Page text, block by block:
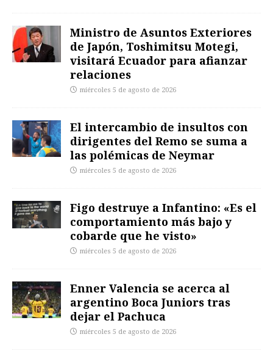
Ministro de Asuntos Exteriores
de Japón, Toshimitsu Motegi,
visitará Ecuador para afianzar
relaciones
miércoles 5 de agosto de 2026
El intercambio de insultos con
dirigentes del Remo se suma a
las polémicas de Neymar
miércoles 5 de agosto de 2026
Figo destruye a Infantino: «Es el
comportamiento más bajo y
cobarde que he visto»
miércoles 5 de agosto de 2026
Enner Valencia se acerca al
argentino Boca Juniors tras
dejar el Pachuca
miércoles 5 de agosto de 2026